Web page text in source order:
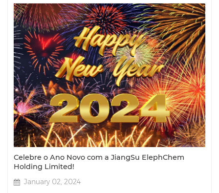
Celebre o Ano Novo com a JiangSu ElephChem
Holding Limited!
January 02, 2024